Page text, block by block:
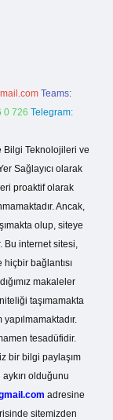
Teams:
0 726 Telegram:
Bilgi Teknolojileri ve
Sağlayıcı olarak
proaktif olarak
Ancak,
olup, siteye
Bu internet sitesi,
bağlantısı
makaleler
taşımamakta
tesadüfidir.
bir bilgi paylaşım
olduğunu
adresine
sitemizden